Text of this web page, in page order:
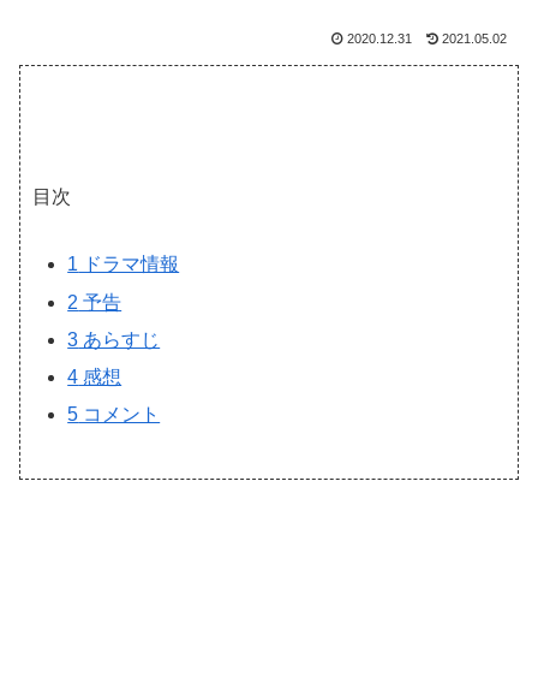
2020.12.31 2021.05.02
目次
1 ドラマ情報
2 予告
3 あらすじ
4 感想
5 コメント